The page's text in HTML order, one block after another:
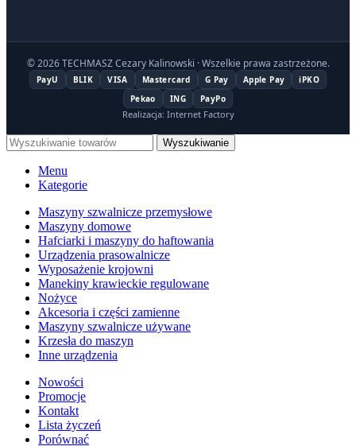
© 2026 TECHMASZ Cezary Kalinowski · Wszelkie prawa zastrzeżone.
PayU BLIK VISA Mastercard G Pay Apple Pay
iPKO
Pekao
ING PayPo
Realizacja: Internet Factory
Wyszukiwanie
Menu
Kategorie
Maszyny szwalnicze przemysłowe
Maszyny domowe
Hafciarki i maszyny do haftowania
Urządzenia prasowalnicze
Wyposażenie krojowni
Manekiny krawieckie regulowane
Nożyce
Akcesoria i części zamienne
Maszyny szwalnicze używane
Krzesła do maszyn
Inne urządzenia
Nowości
Promocje
Kontakt
Lista życzeń
Porównać